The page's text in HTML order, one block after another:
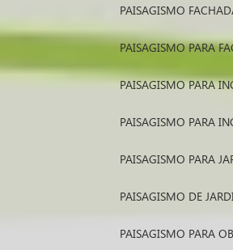
PAISAGISMO
PAISAGISMO PARA
PAISAGISMO PARA
PAISAGISMO PARA
PAISAGISMO PARA
PAISAGISMO DE
PAISAGISMO PARA